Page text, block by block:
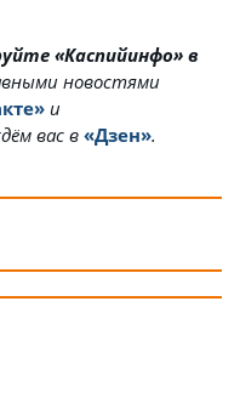
«Каспийинфо» в
новостями
и
вас в«Дзен».